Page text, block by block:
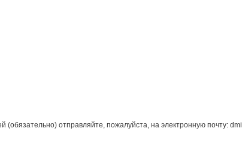
отправляйте, пожалуйста, на электронную почту: